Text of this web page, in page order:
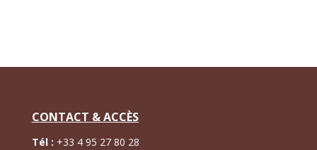
CONTACT & ACCÈS
Tél : +33 4 95 27 80 28